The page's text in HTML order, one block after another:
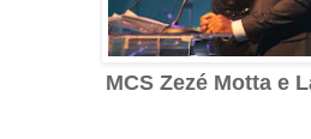
MCS Zezé Motta e